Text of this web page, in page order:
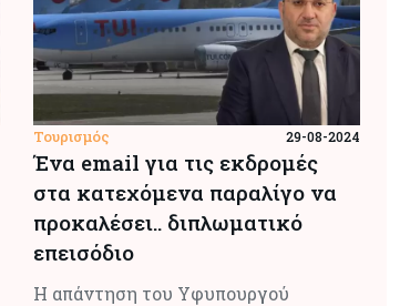
Τουρισμός 29-08-2024
Ένα email για τις εκδρομές
στα κατεχόμενα παραλίγο να
προκαλέσει.. διπλωματικό
επεισόδιο
Η απάντηση του Υφυπουργού